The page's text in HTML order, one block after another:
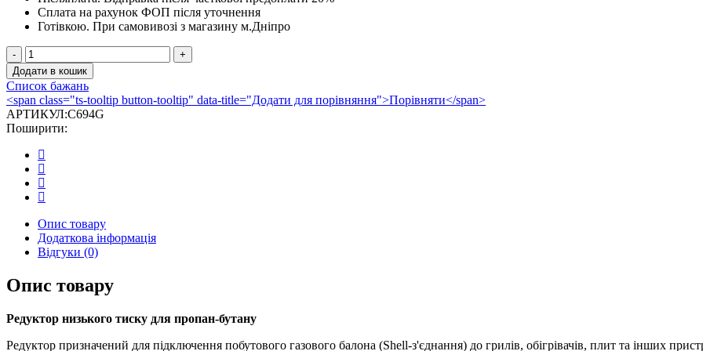
Сплата на рахунок ФОП після уточнення
Готівкою. При самовивозі з магазину м.Дніпро
Редуктор
для
газового
балона
Cavagna
Group
type
694
кількість
Додати в кошик
Список бажань
<span class="ts-tooltip button-tooltip" data-title="Додати для порівняння">Порівняти</span>
АРТИКУЛ:C694G
Поширити:
Опис товару
Додаткова інформація
Відгуки (0)
Опис товару
Редуктор низького тиску для пропан-бутану
Редуктор призначений для підключення побутового газового балона (Shell-з'єднання) до грилів, обігрівачів, плит та інших